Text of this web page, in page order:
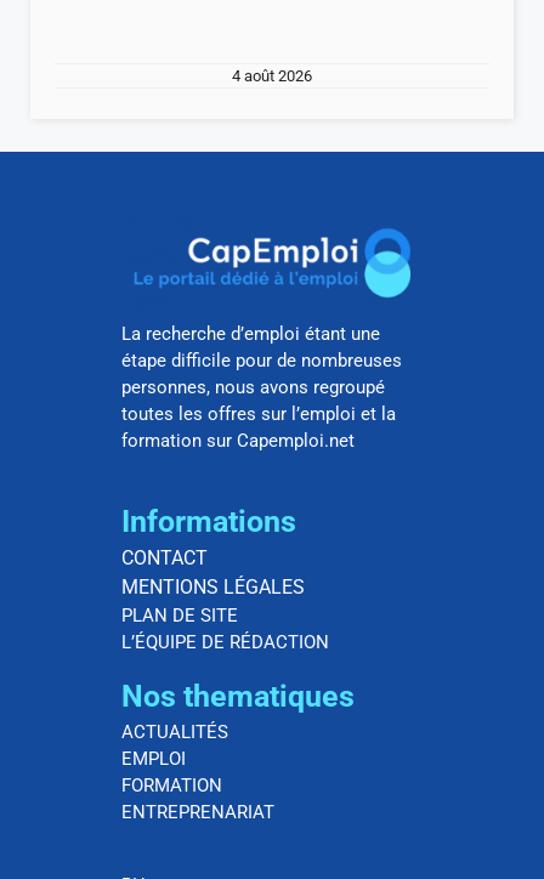
4 août 2026
La recherche d’emploi étant une
étape difficile pour de nombreuses
personnes, nous avons regroupé
toutes les offres sur l’emploi et la
formation sur Capemploi.net
Informations
CONTACT
MENTIONS LÉGALES
PLAN DE SITE
L’ÉQUIPE DE RÉDACTION
Nos thematiques
ACTUALITÉS
EMPLOI
FORMATION
ENTREPRENARIAT